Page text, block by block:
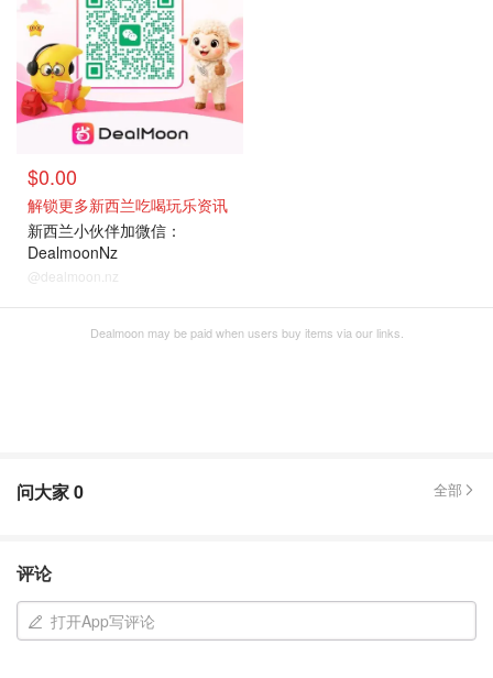
$0.00
解锁更多新西兰吃喝玩乐资讯
新西兰小伙伴加微信：
DealmoonNz
@dealmoon.nz
Dealmoon may be paid when users buy items via our links.
问大家0 全部
评论
打开App写评论